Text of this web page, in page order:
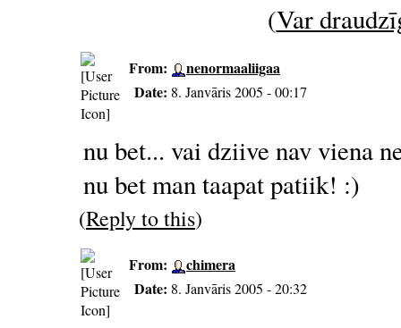
(Var
From:
nenormaaliigaa
Date: 8. Janvāris 2005 - 00:17
nu bet... vai dziive nav viena
nu bet man taapat patiik! :)
(Reply to this)
From:
chimera
Date: 8. Janvāris 2005 - 20:32